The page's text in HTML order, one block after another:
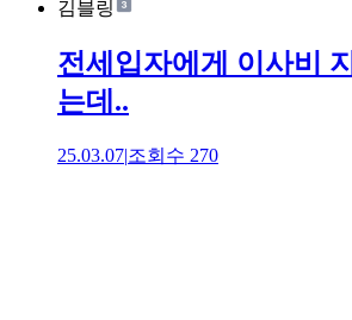
김블링
전세입자에게 이사비
는데..
25.03.07|조회수 270